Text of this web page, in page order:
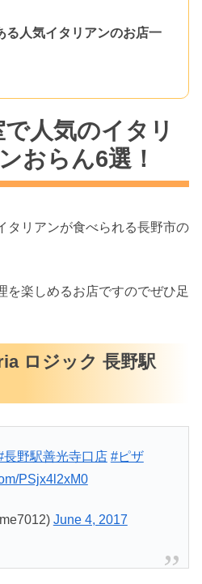
る人気イタリアンのお店一
人気のイタリ
おらん6選！
タリアンが食べられる長野市の
を楽しめるお店ですのでぜひ足
ロジック 長野駅
長野駅善光寺口店 #ピザ
PSjx4l2xM0
June 4, 2017